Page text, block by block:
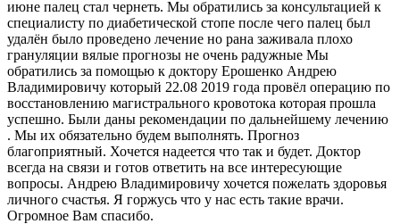
июне палец стал чернеть. Мы обратились за консультацией к
специалисту по диабетической стопе после чего палец был
удалён было проведено лечение но рана заживала плохо
грануляции вялые прогнозы не очень радужные Мы
обратились за помощью к доктору Ерошенко Андрею
Владимировичу который 22.08 2019 года провёл операцию по
восстановлению магистрального кровотока которая прошла
успешно. Были даны рекомендации по дальнейшему лечению
. Мы их обязательно будем выполнять. Прогноз
благоприятный. Хочется надеется что так и будет. Доктор
всегда на связи и готов ответить на все интересующие
вопросы. Андрею Владимировичу хочется пожелать здоровья
личного счастья. Я горжусь что у нас есть такие врачи.
Огромное Вам спасибо.